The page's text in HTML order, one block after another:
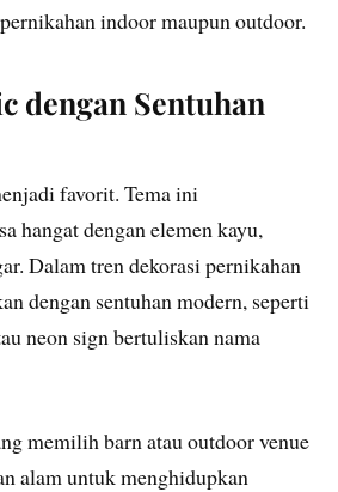
indoor maupun outdoor.
dengan Sentuhan
favorit. Tema ini
hangat dengan elemen kayu,
Dalam tren dekorasi pernikahan
dengan sentuhan modern, seperti
neon sign bertuliskan nama
memilih barn atau outdoor venue
alam untuk menghidupkan